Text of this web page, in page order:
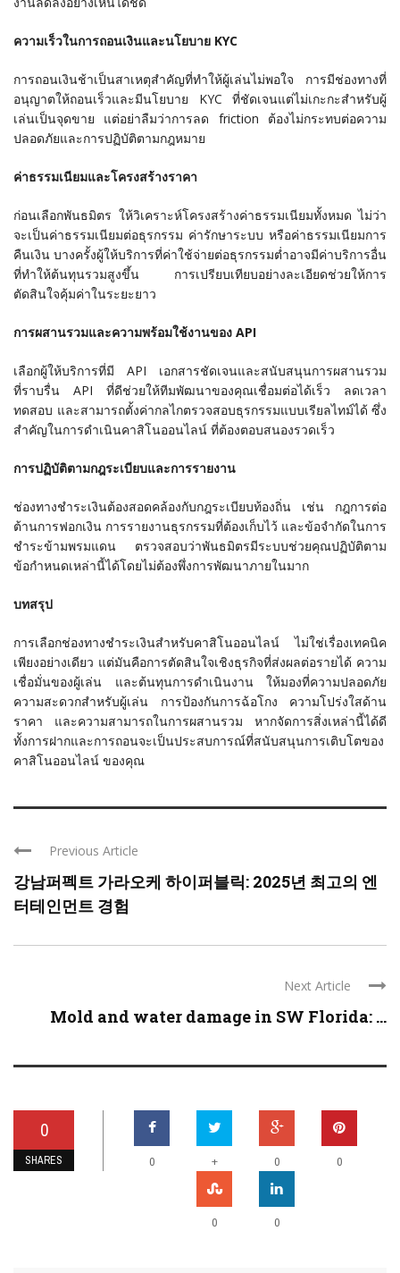
ความเร็วในการถอนเงินและนโยบาย KYC
การถอนเงินช้าเป็นสาเหตุสำคัญที่ทำให้ผู้เล่นไม่พอใจ การมีช่องทางที่
อนุญาตให้ถอนเร็วและมีนโยบาย KYC ที่ชัดเจนแต่ไม่เกะกะสำหรับผู้
เล่นเป็นจุดขาย แต่อย่าลืมว่าการลด friction ต้องไม่กระทบต่อความ
ปลอดภัยและการปฏิบัติตามกฎหมาย
ค่าธรรมเนียมและโครงสร้างราคา
ก่อนเลือกพันธมิตร ให้วิเคราะห์โครงสร้างค่าธรรมเนียมทั้งหมด ไม่ว่า
จะเป็นค่าธรรมเนียมต่อธุรกรรม ค่ารักษาระบบ หรือค่าธรรมเนียมการ
คืนเงิน บางครั้งผู้ให้บริการที่ค่าใช้จ่ายต่อธุรกรรมต่ำอาจมีค่าบริการอื่น
ที่ทำให้ต้นทุนรวมสูงขึ้น การเปรียบเทียบอย่างละเอียดช่วยให้การ
ตัดสินใจคุ้มค่าในระยะยาว
การผสานรวมและความพร้อมใช้งานของ API
เลือกผู้ให้บริการที่มี API เอกสารชัดเจนและสนับสนุนการผสานรวม
ที่ราบรื่น API ที่ดีช่วยให้ทีมพัฒนาของคุณเชื่อมต่อได้เร็ว ลดเวลา
ทดสอบ และสามารถตั้งค่ากลไกตรวจสอบธุรกรรมแบบเรียลไทม์ได้ ซึ่ง
สำคัญในการดำเนินคาสิโนออนไลน์ ที่ต้องตอบสนองรวดเร็ว
การปฏิบัติตามกฎระเบียบและการรายงาน
ช่องทางชำระเงินต้องสอดคล้องกับกฎระเบียบท้องถิ่น เช่น กฎการต่อ
ต้านการฟอกเงิน การรายงานธุรกรรมที่ต้องเก็บไว้ และข้อจำกัดในการ
ชำระข้ามพรมแดน ตรวจสอบว่าพันธมิตรมีระบบช่วยคุณปฏิบัติตาม
ข้อกำหนดเหล่านี้ได้โดยไม่ต้องพึ่งการพัฒนาภายในมาก
บทสรุป
การเลือกช่องทางชำระเงินสำหรับคาสิโนออนไลน์ ไม่ใช่เรื่องเทคนิค
เพียงอย่างเดียว แต่มันคือการตัดสินใจเชิงธุรกิจที่ส่งผลต่อรายได้ ความ
เชื่อมั่นของผู้เล่น และต้นทุนการดำเนินงาน ให้มองที่ความปลอดภัย
ความสะดวกสำหรับผู้เล่น การป้องกันการฉ้อโกง ความโปร่งใสด้าน
ราคา และความสามารถในการผสานรวม หากจัดการสิ่งเหล่านี้ได้ดี
ทั้งการฝากและการถอนจะเป็นประสบการณ์ที่สนับสนุนการเติบโตของ
คาสิโนออนไลน์ ของคุณ
Previous Article
강남퍼펙트 가라오케 하이퍼블릭: 2025년 최고의 엔
터테인먼트 경험
Next Article
Mold and water damage in SW Florida: ...
0
SHARES 0 + 0 0
0 0